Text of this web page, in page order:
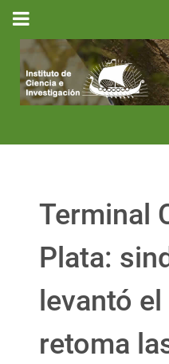
Terminal
Plata:
levantó
retoma